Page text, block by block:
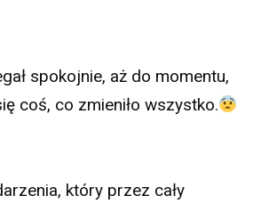
spokojnie, aż do momentu,
coś, co zmieniło wszystko.
który przez cały